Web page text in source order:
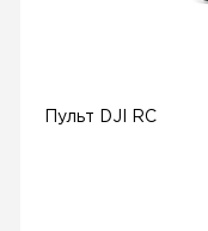
Пульт DJI RC